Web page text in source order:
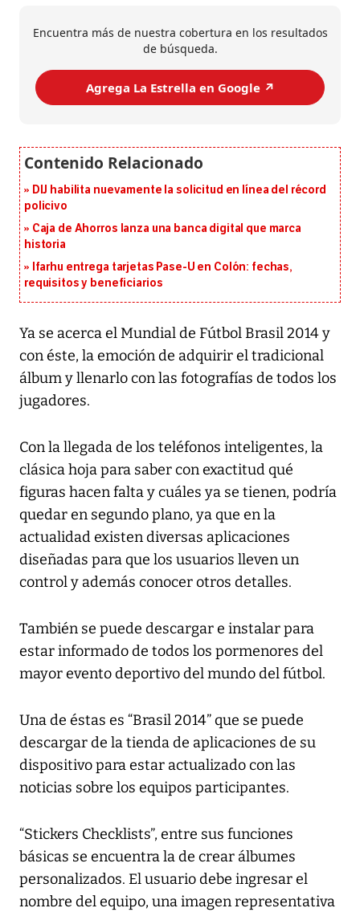
Encuentra más de nuestra cobertura en los resultados
de búsqueda.
Agrega La Estrella en Google ↗️
DIJ habilita nuevamente la solicitud en línea del récord
policivo
Caja de Ahorros lanza una banca digital que marca
historia
Ifarhu entrega tarjetas Pase-U en Colón: fechas,
requisitos y beneficiarios
Ya se acerca el Mundial de Fútbol Brasil 2014 y
con éste, la emoción de adquirir el tradicional
álbum y llenarlo con las fotografías de todos los
jugadores.
Con la llegada de los teléfonos inteligentes, la
clásica hoja para saber con exactitud qué
figuras hacen falta y cuáles ya se tienen, podría
quedar en segundo plano, ya que en la
actualidad existen diversas aplicaciones
diseñadas para que los usuarios lleven un
control y además conocer otros detalles.
También se puede descargar e instalar para
estar informado de todos los pormenores del
mayor evento deportivo del mundo del fútbol.
Una de éstas es “Brasil 2014” que se puede
descargar de la tienda de aplicaciones de su
dispositivo para estar actualizado con las
noticias sobre los equipos participantes.
“Stickers Checklists”, entre sus funciones
básicas se encuentra la de crear álbumes
personalizados. El usuario debe ingresar el
nombre del equipo, una imagen representativa